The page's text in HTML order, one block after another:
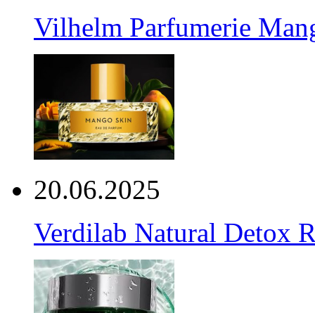
Vilhelm Parfumerie
20.06.2025
Verdilab Natural Detox